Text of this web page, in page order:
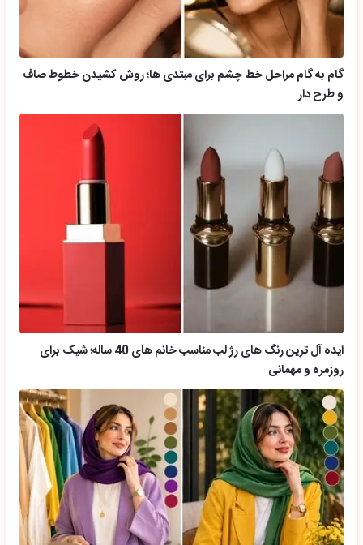
گام به گام مراحل خط چشم برای مبتدی ها؛ روش کشیدن خطوط صاف
و طرح دار
ایده آل ترین رنگ های رژ لب مناسب خانم های 40 ساله؛ شیک برای
روزمره و مهمانی